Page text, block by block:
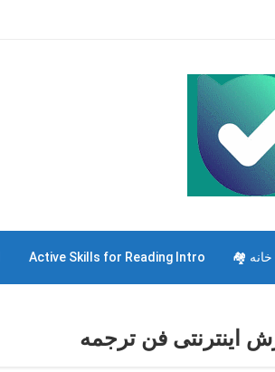
خانه 🏘 Active Skills for Reading Intro
اینترنتی فن ترجمه